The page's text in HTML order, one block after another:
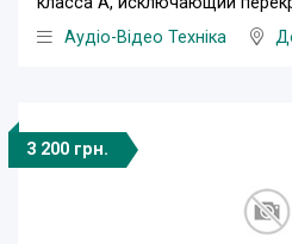
Аудіо-Відео Техніка
3 200 грн.